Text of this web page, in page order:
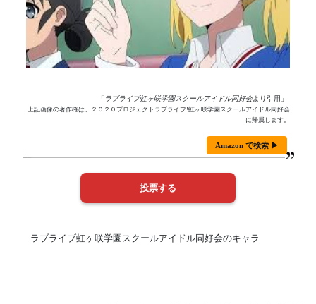
「 ラブライブ虹ヶ咲学園スクールアイドル同好会より引用」
上記画像の著作権は、２０２０プロジェクトラブライブ!虹ヶ咲学園スクールアイドル同好会
に帰属します。
Amazon で検索 ▶
ラブライブ虹ヶ咲学園スクールアイドル同好会のキャラ